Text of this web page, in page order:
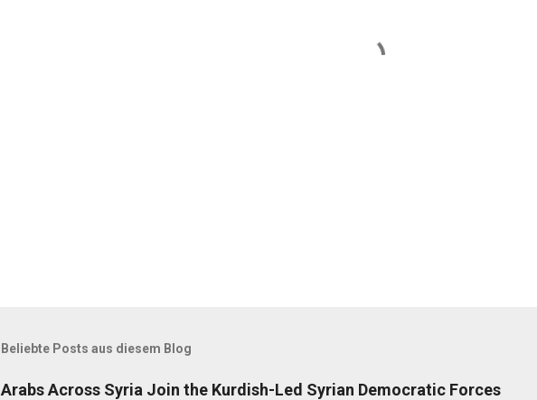
Beliebte Posts aus diesem Blog
Arabs Across Syria Join the Kurdish-Led Syrian Democratic Forces